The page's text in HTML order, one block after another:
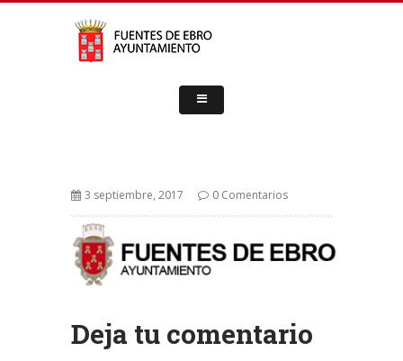
3 septiembre, 2017 0 Comentarios
Deja tu comentario